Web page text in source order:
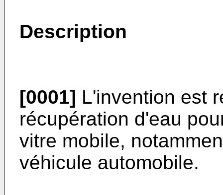
Description
[0001] L'invention est
récupération d'eau
vitre mobile,
véhicule automobile.